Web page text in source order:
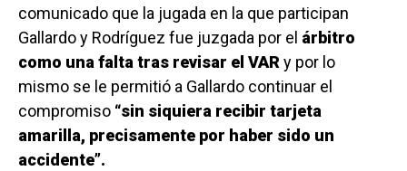
comunicado que la jugada en la que participan
Gallardo y Rodríguez fue juzgada por el árbitro
como una falta tras revisar el VARy por lo
mismo se le permitió a Gallardo continuar el
compromiso “sin siquiera recibir tarjeta
amarilla, precisamente por haber sido un
accidente”.